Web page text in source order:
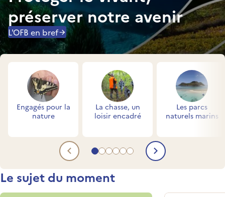
préserver notre avenir
L'OFB en bref
Accès rapides
Aller au contenu 1
Aller au contenu 2
Aller au contenu 3
Aller au contenu 4
Aller au contenu 5
Aller au contenu 6
Engagés pour la
nature
La chasse, un
loisir encadré
Les parcs
naturels marins
Contenu précédentContenu
Titre
Le sujet du moment